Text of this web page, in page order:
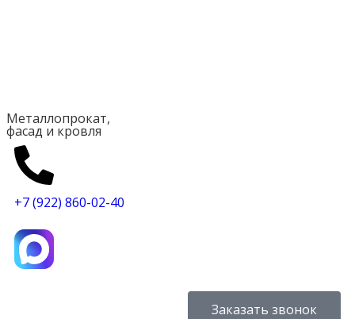
Металлопрокат,
фасад и кровля
+7 (922) 860-02-40
Заказать звонок